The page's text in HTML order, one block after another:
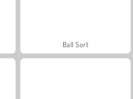
Ball Sort